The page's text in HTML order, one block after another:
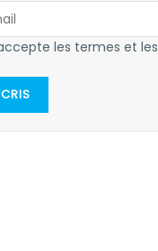
les termes et les